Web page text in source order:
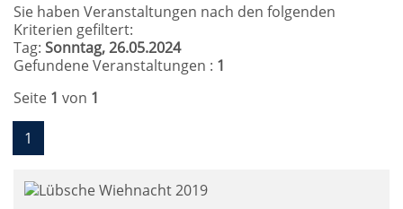
Sie haben Veranstaltungen nach den folgenden
Kriterien gefiltert:
Tag: Sonntag, 26.05.2024
Gefundene Veranstaltungen : 1
Seite 1 von 1
1